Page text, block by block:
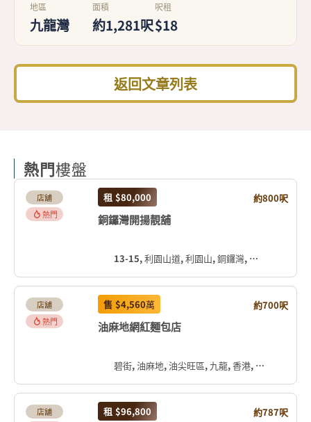
地區
九龍灣
面積
約1,281呎
呎租
$18
返回文章列表
熱門樓盤
店舖
熱門
租 $80,000 約800呎
銅鑼灣開揚靚舖
13-15, 利園山道, 利園山, 銅鑼灣, 灣仔區, 香港島, 香港, 中国
店舖
熱門
售 $4,560萬 約700呎
油麻地網紅麵包店
碧街, 油麻地, 油尖旺區, 九龍, 香港, 中国
店舖
租 $96,800 約787呎